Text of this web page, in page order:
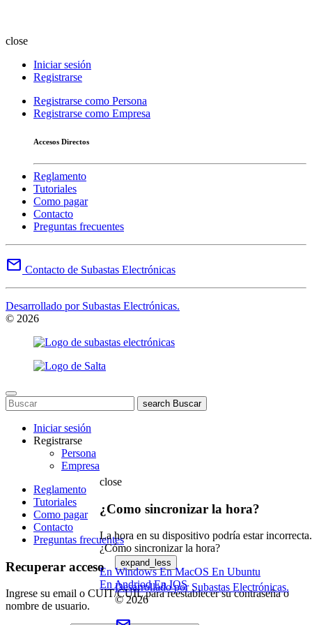
close
Iniciar sesión
Registrarse
Registrarse como Persona
Registrarse como Empresa
Accesos Directos
Reglamento
Tutoriales
Como pagar
Contacto
Preguntas frecuentes
mail Contacto de Subastas Electrónicas
Desarrollado por Subastas Electrónicas.
© 2026
search Buscar
Iniciar sesión
Registrarse
Persona
Empresa
Reglamento
Tutoriales
Como pagar
Contacto
Preguntas frecuentes
Recuperar acceso
Ingrese su email o CUIT/CUIL para reestablecer su contraseña o
nombre de usuario.
expand_less
Desarrollado por Subastas Electrónicas.
© 2026
close
¿Como sincronizar la hora?
La hora en su dispositivo podría estar incorrecta.
¿Cómo sincronizar la hora?
En WindowsEn MacOS En Ubuntu
En AndriodEn IOS